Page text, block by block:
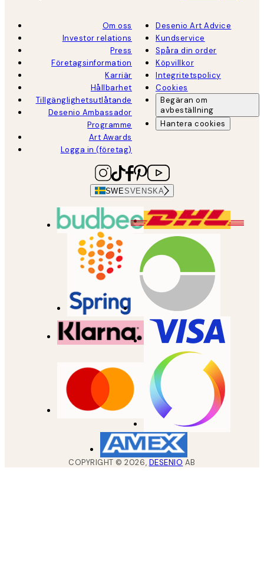
Om oss
Investor relations
Press
Företagsinformation
Karriär
Hållbarhet
Tillgänglighetsutlåtande
Desenio Ambassador
Programme
Art Awards
Logga in (företag)
Desenio Art Advice
Kundservice
Spåra din order
Köpvillkor
Integritetspolicy
Cookies
Begäran om
avbeställning
Hantera cookies
SWESVENSKA
COPYRIGHT ©2026, DESENIO AB